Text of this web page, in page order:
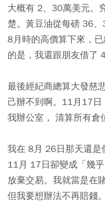
大概有 2、30萬美元。
楚。黃豆油從每磅 36
8月時的高價算下來，
的是，我還跟朋友借了
最後經紀商總算大發慈
己辦不到啊。11月17
我辦公室， 清算所有倉
我在 8月 26日那天還是
11月 17日卻變成「幾
放棄交易。我就當是在
但我要想辦法不再賠錢。